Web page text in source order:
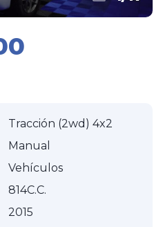
Tracción (2wd) 4x2
Manual
Vehículos
814C.C.
2015